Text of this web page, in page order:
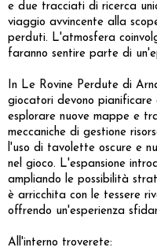
e due tracciati di ricerca
viaggio avvincente alla
perduti. L'atmosfera
faranno sentire parte di
In Le Rovine Perdute di
giocatori devono
esplorare nuove mappe e
meccaniche di gestione
l'uso di tavolette oscure e
nel gioco. L'espansione
ampliando le possibilità
è arricchita con le tessere
offrendo un'esperienza
All'interno troverete: